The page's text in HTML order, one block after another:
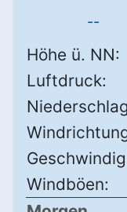
--
Höhe ü. NN:
Luftdruck:
Windböen: